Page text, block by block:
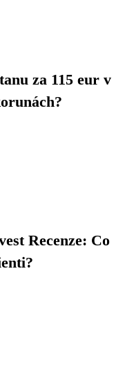
za 115 eur v
Recenze: Co